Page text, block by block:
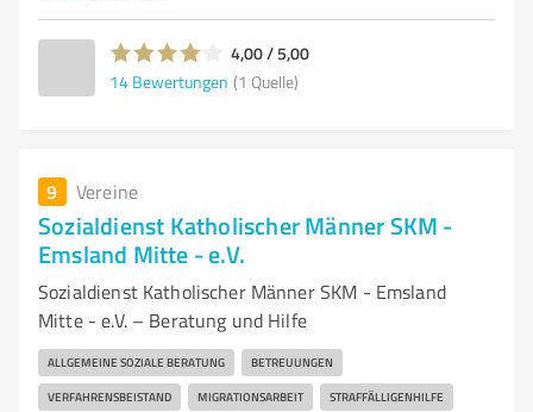
4,00 / 5,00
14 Bewertungen (1 Quelle)
9 Vereine
Sozialdienst Katholischer Männer SKM -
Emsland Mitte - e.V.
Sozialdienst Katholischer Männer SKM - Emsland
Mitte - e.V. – Beratung und Hilfe
ALLGEMEINE SOZIALE BERATUNG BETREUUNGEN
VERFAHRENSBEISTAND MIGRATIONSARBEIT STRAFFÄLLIGENHILFE